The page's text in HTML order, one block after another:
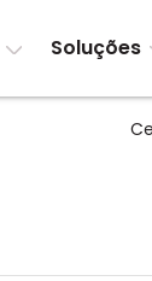
Soluções